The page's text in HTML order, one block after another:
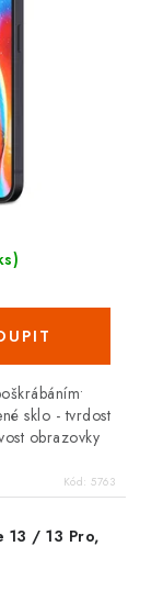
sklo - tvrdost
obrazovky
Kód: 5763
13 / 13 Pro,